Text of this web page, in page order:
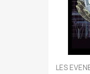
LES